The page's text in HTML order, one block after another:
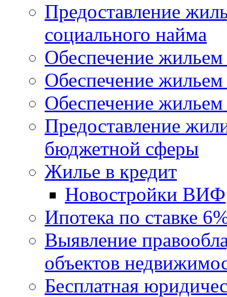
Предоставление
социального найма
Обеспечение
Обеспечение
Обеспечение жильем
Предоставление
бюджетной сферы
Жилье в кредит
Новостройки ВИФ
Ипотека по ставке
Выявление
объектов
Бесплатная